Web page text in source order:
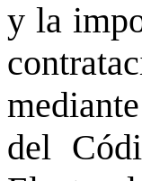
y la
del